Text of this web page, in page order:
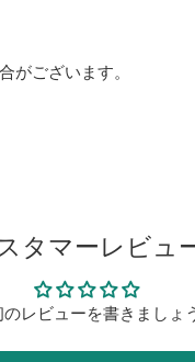
がございます。
タマーレビュ
のレビューを書きましょ